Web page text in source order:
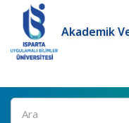
Akademik
Ara